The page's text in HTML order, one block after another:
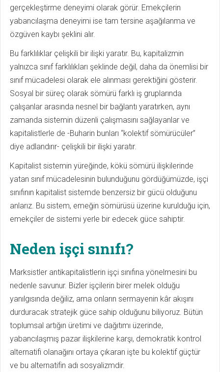
gerçekleştirme deneyimi olarak görür. Emekçilerin
yabancılaşma deneyimi ise tam tersine aşağılanma ve
özgüven kaybı şeklini alır.
Bu farklılıklar çelişkili bir ilişki yaratır. Bu, kapitalizmin
yalnızca sınıf farklılıkları şeklinde değil, daha da önemlisi bir
sınıf mücadelesi olarak ele alınması gerektiğini gösterir.
Sosyal bir süreç olarak sömürü farklı iş gruplarında
çalışanlar arasında nesnel bir bağlantı yaratırken, aynı
zamanda sistemin düzenli çalışmasını sağlayanlar ve
kapitalistlerle de -Buharin bunları “kolektif sömürücüler”
diye adlandırır- çelişkili bir ilişki yaratır.
Kapitalist sistemin yüreğinde, kökü sömürü ilişkilerinde
yatan sınıf mücadelesinin bulunduğunu gördüğümüzde, işçi
sınıfının kapitalist sistemde benzersiz bir gücü olduğunu
anlarız. Bu sistem, emeğin sömürüsü üzerine kurulduğu için,
emekçiler de sistemi yerle bir edecek güce sahiptir.
Neden işçi sınıfı?
Marksistler antikapitalistlerin işçi sınıfına yönelmesini bu
nedenle savunur. Bizler işçilerin birer melek olduğu
yanılgısında değiliz, ama onların sermayenin kâr akışını
durduracak stratejik güce sahip olduğunu biliyoruz. Bütün
toplumsal artığın üretimi ve dağıtımı üzerinde,
yabancılaşmış pazar ilişkilerine karşı, demokratik kontrol
alternatifi olanağını ortaya çıkaran işte bu kolektif güçtür
ve bu alternatifin adı sosyalizmdir.